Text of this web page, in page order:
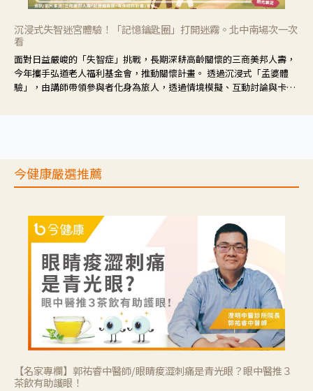
沉浸式失智迷宮體驗！「記憶鑰匙圈」打開迷霧。北中南場次一次
看
面對日益嚴峻的「失智症」挑戰，長期深耕高齡關懷的三商美邦人壽，
今年攜手弘道老人福利基金會，推動關懷計畫。 透過沉浸式「孟婆體
驗」，由講師帶領參與者化身為旅人，透過情境模擬、互動討論與卡牌
今健康嚴選推薦
【名家專欄】郭祐睿中醫師/眼睛痠澀刺痛是青光眼？眼中醫推３
茶飲有助護眼！